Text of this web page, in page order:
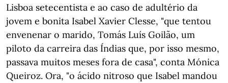
Lisboa setecentista e ao caso de adultério da
jovem e bonita Isabel Xavier Clesse, "que tentou
envenenar o marido, Tomás Luís Goilão, um
piloto da carreira das Índias que, por isso mesmo,
passava muitos meses fora de casa", conta Mónica
Queiroz. Ora, "o ácido nitroso que Isabel mandou